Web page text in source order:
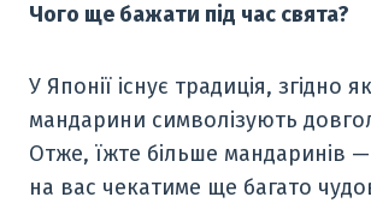
Чого ще бажати під час свята?
У Японії існує традиція, згідно
мандарини символізують
Отже, їжте більше мандаринів
на вас чекатиме ще багато